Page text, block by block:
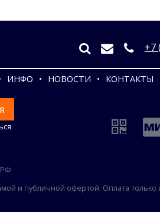
+7
ИНФО НОВОСТИ КОНТАКТЫ
РФ
и публичной офертой. Оплата только